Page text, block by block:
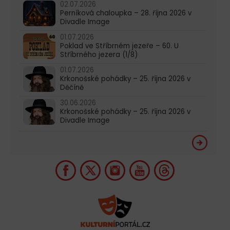
02.07.2026
Perníková chaloupka – 28. října 2026 v
Divadle Image
01.07.2026
Poklad ve Stříbrném jezeře – 60. U
Stříbrného jezera (1/8)
01.07.2026
Krkonošské pohádky – 25. října 2026 v
Děčíně
30.06.2026
Krkonošské pohádky – 25. října 2026 v
Divadle Image